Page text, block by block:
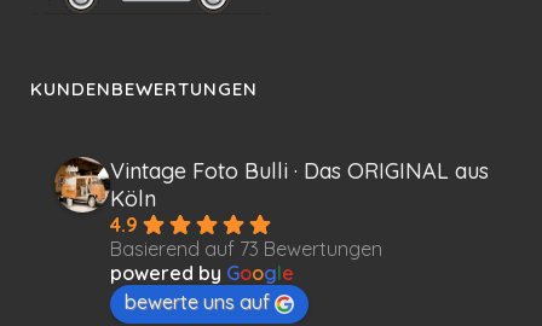
KUNDENBEWERTUNGEN
Vintage Foto Bulli · Das ORIGINAL aus
Köln
4.9
Basierend auf 73 Bewertungen
powered by Google
bewerte uns auf